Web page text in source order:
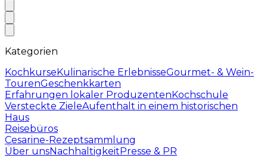
Kategorien
KochkurseKulinarische ErlebnisseGourmet- & Wein-
TourenGeschenkkarten
Erfahrungen lokaler ProduzentenKochschule
Versteckte ZieleAufenthalt in einem historischen
Haus
Reisebüros
Cesarine-Rezeptsammlung
Über unsNachhaltigkeitPresse & PR